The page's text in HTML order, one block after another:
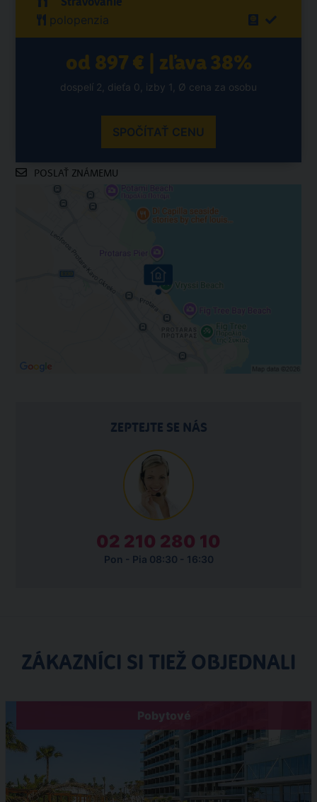
polopenzia
od 897 € | zľava 38%
dospelí 2, dieťa 0, izby 1, Ø cena za osobu
SPOČÍTAŤ CENU
POSLAŤ ZNÁMEMU
ZEPTEJTE SE NÁS
02 210 280 10
Pon - Pia 08:30 - 16:30
ZÁKAZNÍCI SI TIEŽ OBJEDNALI
Pobytové